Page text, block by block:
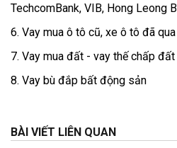
TechcomBank, VIB, Hong Leong
6. Vay mua ô tô cũ, xe ô tô đã
7. Vay mua đất - vay thế chấp
8. Vay bù đắp bất động sản
BÀI VIẾT LIÊN QUAN